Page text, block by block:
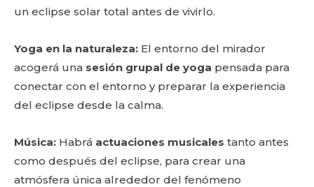
un eclipse solar total antes de vivirlo.
Yoga en la naturaleza: El entorno del mirador
acogerá una sesión grupal de yoga pensada para
conectar con el entorno y preparar la experiencia
del eclipse desde la calma.
Música: Habrá actuaciones musicales tanto antes
como después del eclipse, para crear una
atmósfera única alrededor del fenómeno